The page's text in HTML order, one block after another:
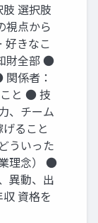
選択肢
視点から
きなこ
財全部 ●
係者：
と ● 技
、チーム
ること
ういった
理念） ●
異動、出
資格を